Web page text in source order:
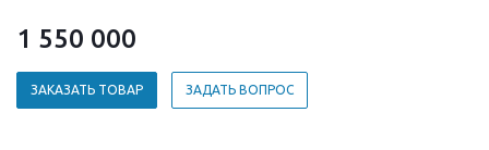
1 550 000
ЗАКАЗАТЬ ТОВАР ЗАДАТЬ ВОПРОС